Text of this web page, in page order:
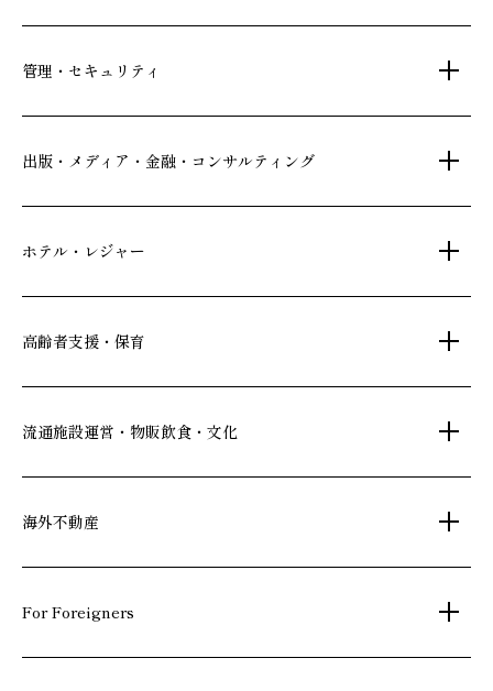
新築分譲マンション・新築戸建
賃貸・売買物件情報
一括寮仲介
不動産投資
不動産オーナー様向け情報
コワーキングスペース
府中・東岡崎
管理・セキュリティ
社宅代行
ビル管理
24時間コールセンター
出版・メディア・金融・コンサルティング
書籍・コミック
住宅ローン
不動産信託
人材派遣・紹介
ホテル・レジャー
シティ・リゾートホテル
札幌・京都・沖縄
ビジネスホテル
府中・葛西・西葛西
日光温泉・川治温泉
信州・戸倉上山田温泉
茨城 ゴルフ場
カンボジア・ホテル
高齢者支援・保育
シニア総合窓口
流通施設運営・物販飲食・文化
和風レストラン
京橋・新浦安
文化・美術館
弘前れんが倉庫美術館
海外不動産
上海
For Foreigners